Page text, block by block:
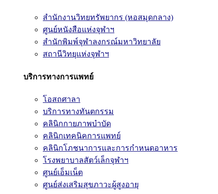
สำนักงานวิทยทรัพยากร (หอสมุดกลาง)
ศูนย์หนังสือแห่งจุฬาฯ
สำนักพิมพ์จุฬาลงกรณ์มหาวิทยาลัย
สถานีวิทยุแห่งจุฬาฯ
บริการทางการแพทย์
โอสถศาลา
บริการทางทันตกรรม
คลินิกกายภาพบำบัด
คลินิกเทคนิคการแพทย์
คลินิกโภชนาการและการกำหนดอาหาร
โรงพยาบาลสัตว์เล็กจุฬาฯ
ศูนย์เอ็มเน็ต
ศูนย์ส่งเสริมสุขภาวะผู้สูงอายุ